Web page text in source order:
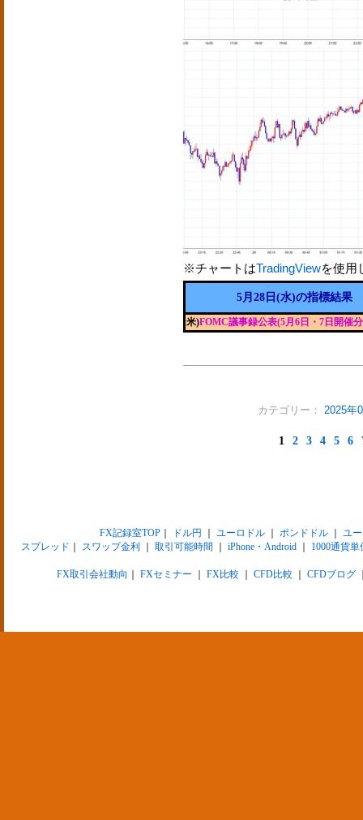
※チャートはTradingViewを使用
5月28日(水)の指標結果
米)FOMC議事録公表(5月6日・7日開催
カテゴリー： 2025年
1 2 3 4 5 6
FX記録室TOP｜ ドル円 ユーロドル｜ ポンドドル｜ ユ
スプレッド
スワップ金利 取引可能時間 iPhone・Android 1000通貨単
FX取引会社動向 FXセミナー FX比較 CFD比較 CFDブログ